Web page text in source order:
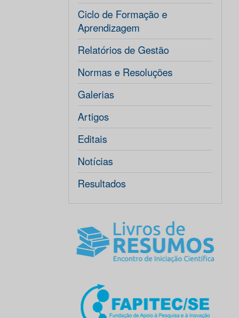
Ciclo de Formação e
Aprendizagem
Relatórios de Gestão
Normas e Resoluções
Galerias
Artigos
Editais
Notícias
Resultados